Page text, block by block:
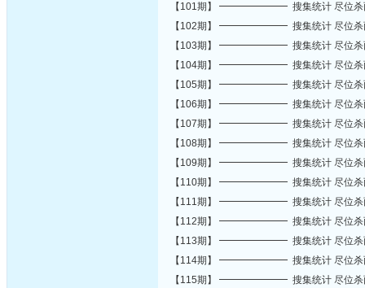
【101期】 ━━━━━━━ 搜集统计 尽
【102期】 ━━━━━━━ 搜集统计 尽
【103期】 ━━━━━━━ 搜集统计 尽
【104期】 ━━━━━━━ 搜集统计 尽
【105期】 ━━━━━━━ 搜集统计 尽
【106期】 ━━━━━━━ 搜集统计 尽
【107期】 ━━━━━━━ 搜集统计 尽
【108期】 ━━━━━━━ 搜集统计 尽
【109期】 ━━━━━━━ 搜集统计 尽
【110期】 ━━━━━━━ 搜集统计 尽
【111期】 ━━━━━━━ 搜集统计 尽
【112期】 ━━━━━━━ 搜集统计 尽
【113期】 ━━━━━━━ 搜集统计 尽
【114期】 ━━━━━━━ 搜集统计 尽
【115期】 ━━━━━━━ 搜集统计 尽